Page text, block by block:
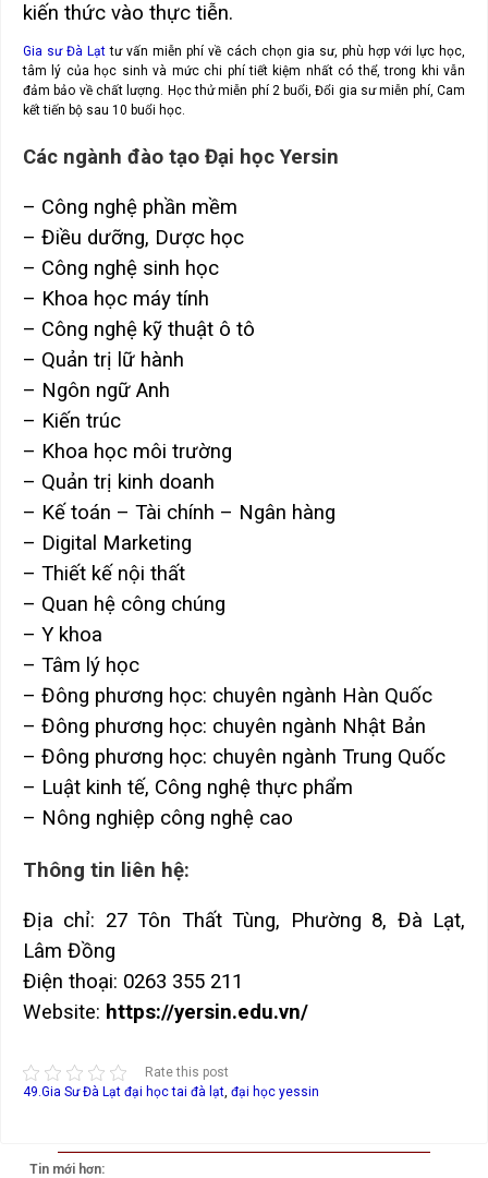
kiến thức vào thực tiễn.
Gia sư Đà Lạt tư vấn miễn phí về cách chọn gia sư, phù hợp với lực học,
tâm lý của học sinh và mức chi phí tiết kiệm nhất có thể, trong khi vẫn
đảm bảo về chất lượng. Học thử miễn phí 2 buổi, Đổi gia sư miễn phí, Cam
kết tiến bộ sau 10 buổi học.
Các ngành đào tạo Đại học Yersin
– Công nghệ phần mềm
– Điều dưỡng, Dược học
– Công nghệ sinh học
– Khoa học máy tính
– Công nghệ kỹ thuật ô tô
– Quản trị lữ hành
– Ngôn ngữ Anh
– Kiến trúc
– Khoa học môi trường
– Quản trị kinh doanh
– Kế toán – Tài chính – Ngân hàng
– Digital Marketing
– Thiết kế nội thất
– Quan hệ công chúng
– Y khoa
– Tâm lý học
– Đông phương học: chuyên ngành Hàn Quốc
– Đông phương học: chuyên ngành Nhật Bản
– Đông phương học: chuyên ngành Trung Quốc
– Luật kinh tế, Công nghệ thực phẩm
– Nông nghiệp công nghệ cao
Thông tin liên hệ:
Địa chỉ: 27 Tôn Thất Tùng, Phường 8, Đà Lạt,
Lâm Đồng
Điện thoại: 0263 355 211
Website: https://yersin.edu.vn/
Rate this post
49.Gia Sư Đà Lạt đại học tai đà lạt, đại học yessin
Tin mới hơn: